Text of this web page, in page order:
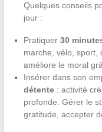
Quelques conseils
jour :
Pratiquer 30
marche, vélo, sport,
améliore le moral
Insérer dans son
détente: activité
profonde. Gérer le
gratitude, accepter